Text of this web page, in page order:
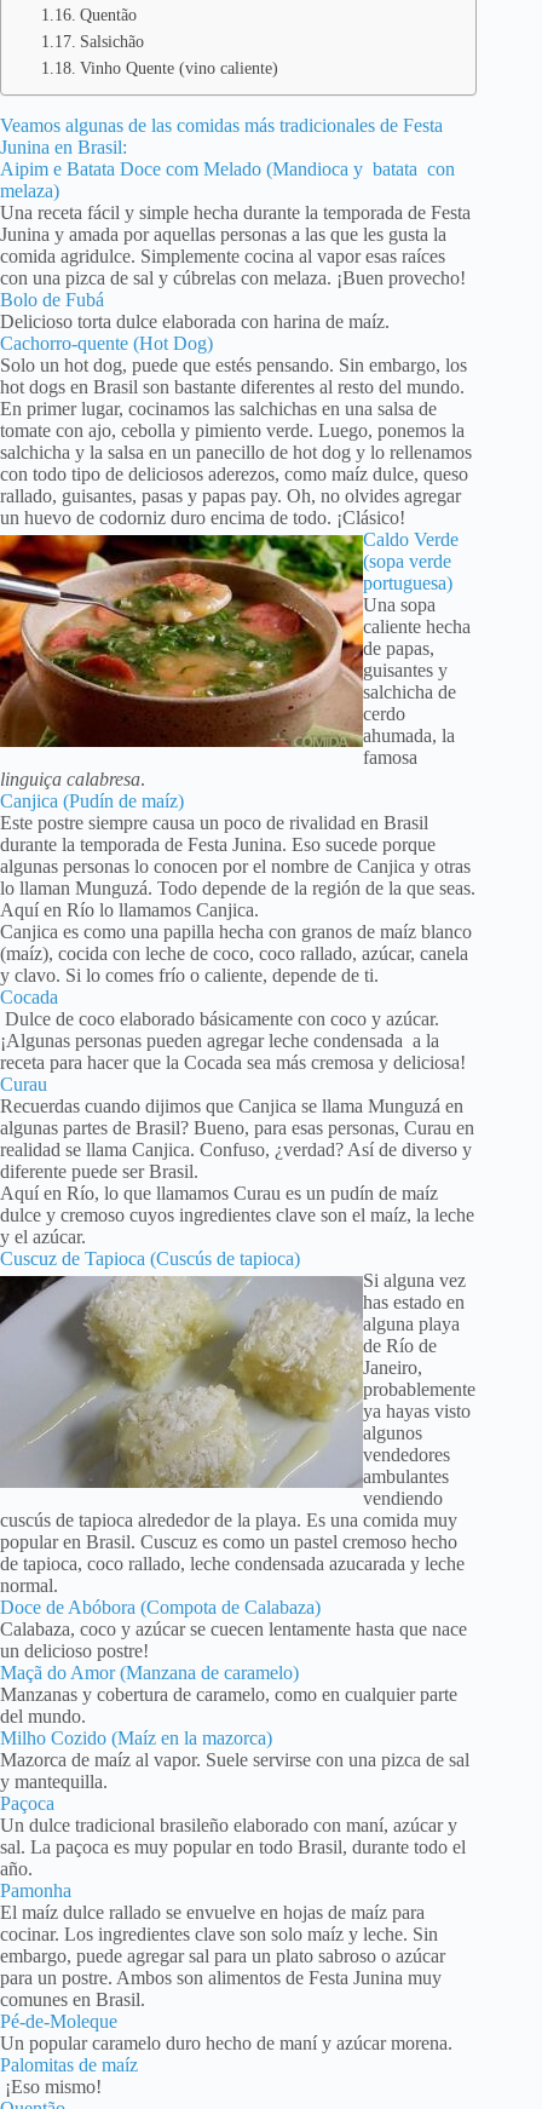
Quentão
Salsichão
Vinho Quente (vino caliente)
Veamos algunas de las comidas más tradicionales de Festa
Junina en Brasil:
Aipim e Batata Doce com Melado (Mandioca y batata con
melaza)
Una receta fácil y simple hecha durante la temporada de Festa
Junina y amada por aquellas personas a las que les gusta la
comida agridulce. Simplemente cocina al vapor esas raíces
con una pizca de sal y cúbrelas con melaza. ¡Buen provecho!
Bolo de Fubá
Delicioso torta dulce elaborada con harina de maíz.
Cachorro-quente (Hot Dog)
Solo un hot dog, puede que estés pensando. Sin embargo, los
hot dogs en Brasil son bastante diferentes al resto del mundo.
En primer lugar, cocinamos las salchichas en una salsa de
tomate con ajo, cebolla y pimiento verde. Luego, ponemos la
salchicha y la salsa en un panecillo de hot dog y lo rellenamos
con todo tipo de deliciosos aderezos, como maíz dulce, queso
rallado, guisantes, pasas y papas pay. Oh, no olvides agregar
un huevo de codorniz duro encima de todo. ¡Clásico!
Caldo Verde
(sopa verde
portuguesa)
Una sopa
caliente hecha
de papas,
guisantes y ​​
salchicha de
cerdo
ahumada, la
famosa
linguiça calabresa.
Canjica (Pudín de maíz)
Este postre siempre causa un poco de rivalidad en Brasil
durante la temporada de Festa Junina. Eso sucede porque
algunas personas lo conocen por el nombre de Canjica y otras
lo llaman Munguzá. Todo depende de la región de la que seas.
Aquí en Río lo llamamos Canjica.
Canjica es como una papilla hecha con granos de maíz blanco
(maíz), cocida con leche de coco, coco rallado, azúcar, canela
y clavo. Si lo comes frío o caliente, depende de ti.
Cocada
Dulce de coco elaborado básicamente con coco y azúcar.
¡Algunas personas pueden agregar leche condensada a la
receta para hacer que la Cocada sea más cremosa y deliciosa!
Curau
Recuerdas cuando dijimos que Canjica se llama Munguzá en
algunas partes de Brasil? Bueno, para esas personas, Curau en
realidad se llama Canjica. Confuso, ¿verdad? Así de diverso y
diferente puede ser Brasil.
Aquí en Río, lo que llamamos Curau es un pudín de maíz
dulce y cremoso cuyos ingredientes clave son el maíz, la leche
y el azúcar.
Cuscuz de Tapioca (Cuscús de tapioca)
Si alguna vez
has estado en
alguna playa
de Río de
Janeiro,
probablemente
ya hayas visto
algunos
vendedores
ambulantes
vendiendo
cuscús de tapioca alrededor de la playa. Es una comida muy
popular en Brasil. Cuscuz es como un pastel cremoso hecho
de tapioca, coco rallado, leche condensada azucarada y leche
normal.
Doce de Abóbora (Compota de Calabaza)
Calabaza, coco y azúcar se cuecen lentamente hasta que nace
un delicioso postre!
Maçã do Amor (Manzana de caramelo)
Manzanas y cobertura de caramelo, como en cualquier parte
del mundo.
Milho Cozido (Maíz en la mazorca)
Mazorca de maíz al vapor. Suele servirse con una pizca de sal
y mantequilla.
Paçoca
Un dulce tradicional brasileño elaborado con maní, azúcar y
sal. La paçoca es muy popular en todo Brasil, durante todo el
año.
Pamonha
El maíz dulce rallado se envuelve en hojas de maíz para
cocinar. Los ingredientes clave son solo maíz y leche. Sin
embargo, puede agregar sal para un plato sabroso o azúcar
para un postre. Ambos son alimentos de Festa Junina muy
comunes en Brasil.
Pé-de-Moleque
Un popular caramelo duro hecho de maní y azúcar morena.
Palomitas de maíz
¡Eso mismo!